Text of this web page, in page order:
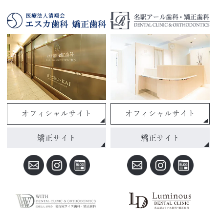
オフィシャルサイト
矯正サイト
オフィシャルサイト
矯正サイト